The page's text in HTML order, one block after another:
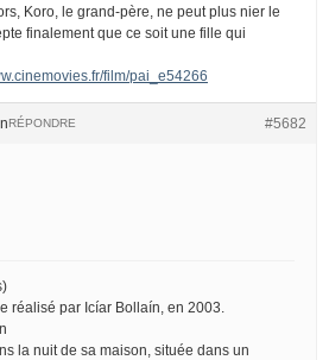
Koro, le grand-père, ne peut plus nier le
finalement que ce soit une fille qui
film/pai_e54266
#5682
RÉPONDRE
réalisé par Icíar Bollaín, en 2003.
la nuit de sa maison, située dans un